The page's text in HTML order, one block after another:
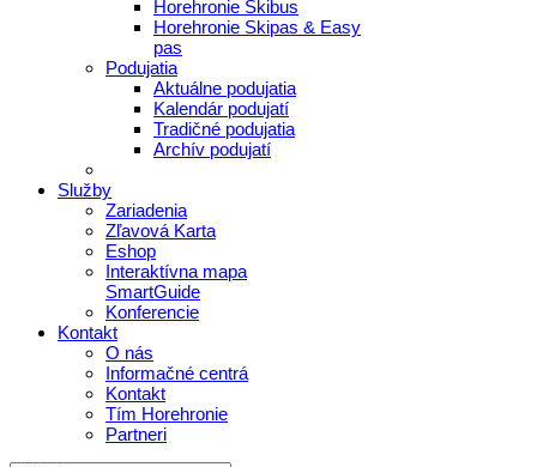
Horehronie Skibus
Horehronie Skipas & Easy
pas
Podujatia
Aktuálne podujatia
Kalendár podujatí
Tradičné podujatia
Archív podujatí
Služby
Zariadenia
Zľavová Karta
Eshop
Interaktívna mapa
SmartGuide
Konferencie
Kontakt
O nás
Informačné centrá
Kontakt
Tím Horehronie
Partneri